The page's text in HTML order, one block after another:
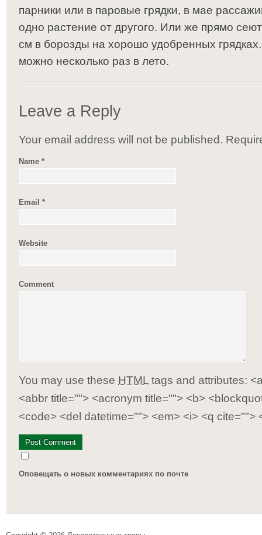
парники или в паровые грядки, в мае
одно растение от другого. Или же прямо
см в борозды на хорошо удобренных
можно несколько раз в лето.
Leave a Reply
Your email address will not be published.
Name *
Email *
Website
Comment
You may use these HTML tags and attributes:
<abbr title=""> <acronym title=""> <b>
<code> <del datetime=""> <em> <i> <q cite="">
Оповещать о новых комментариях по почте